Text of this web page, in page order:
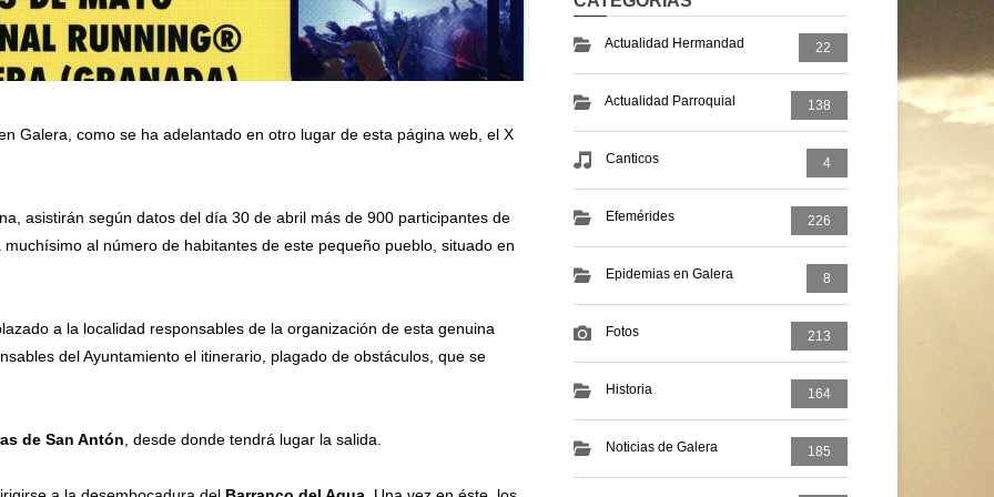
Galera, como se ha adelantado en otro lugar de esta página web, el X
asistirán según datos del día 30 de abril más de 900 participantes de
al número de habitantes de este pequeño pueblo, situado en
a la localidad responsables de la organización de esta genuina
del Ayuntamiento el itinerario, plagado de obstáculos, que se
de San Antón, desde donde tendrá lugar la salida.
Actualidad Hermandad 22
Actualidad Parroquial 138
Canticos 4
Efemérides 226
Epidemias en Galera 8
Fotos 213
Historia 164
Noticias de Galera 185